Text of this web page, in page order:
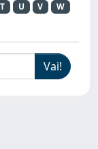
T U V
W